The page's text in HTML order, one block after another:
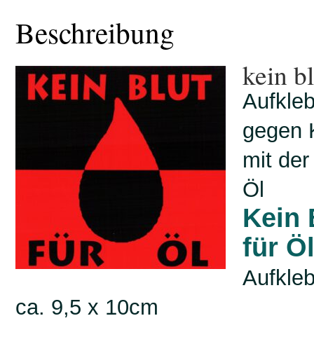
Beschreibung
kein
gegen
mit
Öl
Kein
für Öl
ca. 9,5 x 10cm